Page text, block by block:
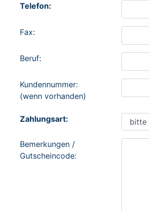
Telefon:
Fax:
Beruf:
Kundennummer:
(wenn vorhanden)
Zahlungsart:
Bemerkungen /
Gutscheincode: